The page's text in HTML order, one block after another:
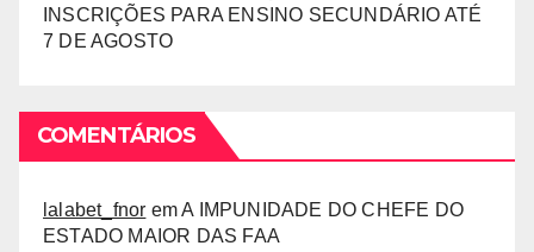
INSCRIÇÕES PARA ENSINO SECUNDÁRIO ATÉ
7 DE AGOSTO
COMENTÁRIOS
lalabet_fnor emA IMPUNIDADE DO CHEFE DO
ESTADO MAIOR DAS FAA